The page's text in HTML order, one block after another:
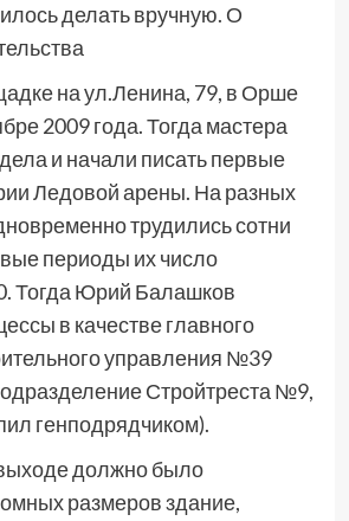
делать вручную. О
на ул.Ленина, 79, в Орше
2009 года. Тогда мастера
и начали писать первые
Ледовой арены. На разных
трудились сотни
периоды их число
Тогда Юрий Балашков
в качестве главного
управления №39
Стройтреста №9,
генподрядчиком).
должно было
размеров здание,